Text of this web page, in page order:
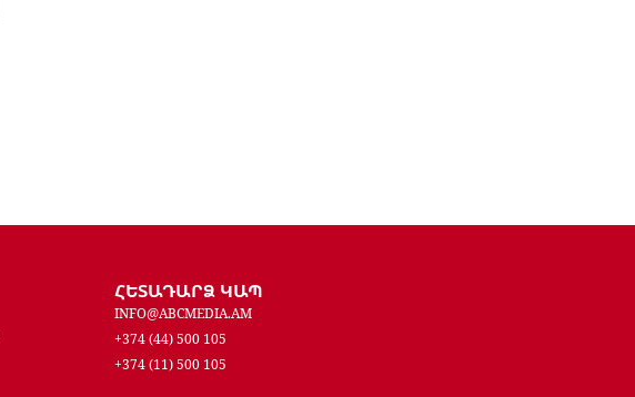
ՀԵՏԱԴԱՐՁ ԿԱՊ
INFO@ABCMEDIA.AM
+374 (44) 500 105
+374 (11) 500 105